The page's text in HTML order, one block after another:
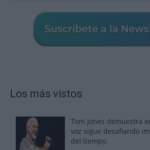
Los más vistos
Tom Jones demuestra
voz sigue desafiando
del tiempo